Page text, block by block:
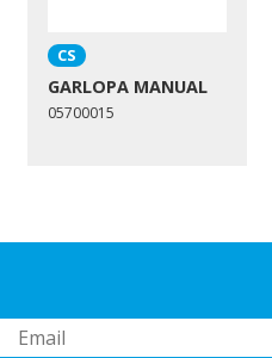
CS
GARLOPA MANUAL
05700015